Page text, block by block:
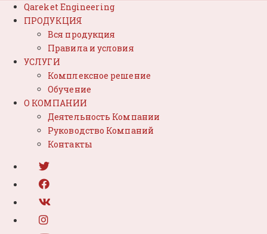
Qareket Engineering
ПРОДУКЦИЯ
Вся продукция
Правила и условия
УСЛУГИ
Комплексное решение
Обучение
О КОМПАНИИ
Деятельность Компании
Руководство Компаний
Контакты